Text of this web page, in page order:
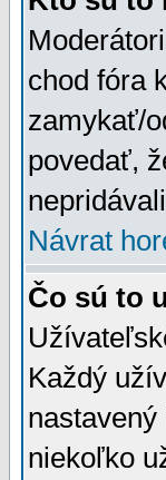
chod fóra
zamykať/
povedať,
Návrat
Čo sú to
Každý
niekoľko